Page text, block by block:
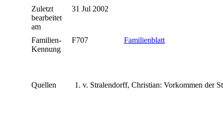
Zuletzt
bearbeitet
am
31 Jul 2002
Familien-
Kennung
F707 Familienblatt
Quellen v. Stralendorff, Christian: Vorkommen der